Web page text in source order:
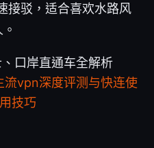
接驳，适合喜欢水路风
口岸直通车全解析
vpn深度评测与快连使
技巧